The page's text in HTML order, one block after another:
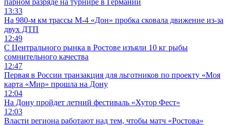
13:33
На 980‑м км трассы М‑4 «Дон» пробка сковала движение из-за
двух ДТП
12:49
С Центрального рынка в Ростове изъяли 10 кг рыбы
сомнительного качества
12:47
Первая в России транзакция для льготников по проекту «Моя
карта «Мир» прошла на Дону
12:04
На Дону пройдет летний фестиваль «Хутор Фест»
12:03
Власти региона работают над тем, чтобы матч «Ростова»